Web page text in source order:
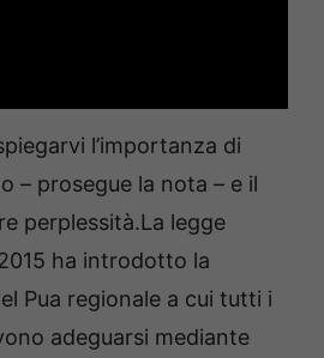
l’importanza di
– prosegue la nota – e il
perplessità.La legge
ha introdotto la
Pua regionale a cui tutti i
adeguarsi mediante